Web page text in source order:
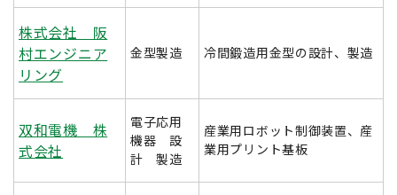
株式会社 阪
村エンジニア
リング
金型製造 冷間鍛造用金型の設計、製造
双和電機 株
式会社
電子応用
機器 設
計 製造
産業用ロボット制御装置、産
業用プリント基板